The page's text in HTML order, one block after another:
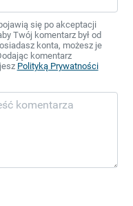
się po akceptacji
Twój komentarz był od
konta, możesz je
komentarz
Polityką Prywatności